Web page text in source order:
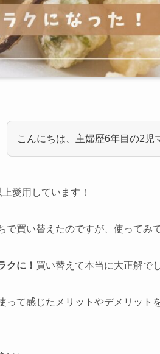
こんにちは、主婦歴6年目の2児
愛用しています！
で買い替えたのですが、使ってみ
クに！ 買い替えて本当に大正解でし
って感じたメリットやデメリット